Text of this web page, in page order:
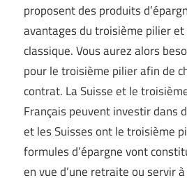
proposent des produits
avantages du troisième pilier et
classique. Vous aurez alors
pour le troisième pilier afin de
contrat. La Suisse et le
Français peuvent investir dans
et les Suisses ont le troisième
formules d’épargne vont
en vue d’une retraite ou servir